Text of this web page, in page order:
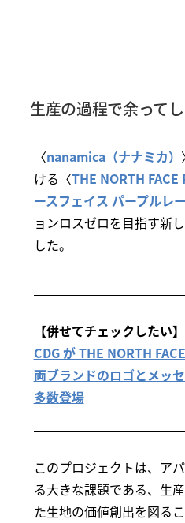
生産の過程で余って
〈nanamica（ナナミカ）
ける〈THE NORTH FACE
ースフェイス パープルレー
ョンロスゼロを目指す新
した。
【併せてチェックしたい】
CDG が THE NORTH
両ブランドのロゴとメッ
多数登場
このプロジェクトは、ア
る大きな課題である、生
た生地の価値創出を図る